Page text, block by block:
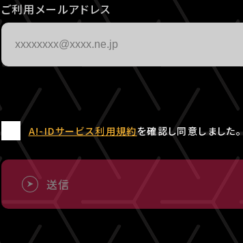
ご利用メールアドレス
A!-IDサービス利用規約を確認し同意しました。
送信